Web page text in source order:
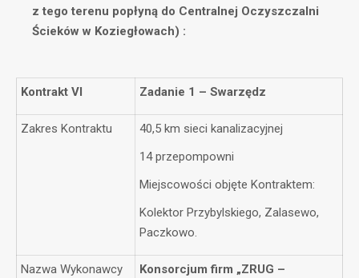
z tego terenu popłyną do Centralnej Oczyszczalni
Ścieków w Koziegłowach) :
Kontrakt VI Zadanie 1 – Swarzędz
Zakres Kontraktu
40,5 km sieci kanalizacyjnej
14 przepompowni
Miejscowości objęte Kontraktem:
Kolektor Przybylskiego, Zalasewo,
Paczkowo.
Nazwa Wykonawcy
Konsorcjum firm „ZRUG –